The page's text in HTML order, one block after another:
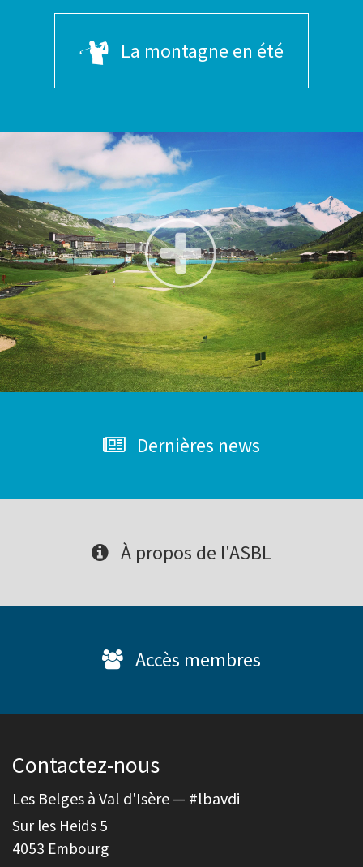
La montagne en été
Dernières news
À propos de l'ASBL
Accès membres
Contactez-nous
Les Belges à Val d'Isère — #lbavdi
Sur les Heids 5
4053 Embourg